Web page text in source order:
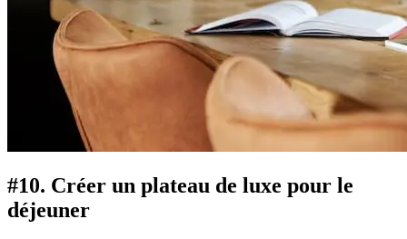
#10. Créer un plateau de luxe pour le
déjeuner